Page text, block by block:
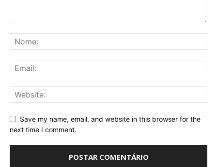
Save my name, email, and website in this browser for the
next time I comment.